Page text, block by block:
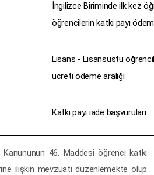
İngilizce Biriminde ilk kez
öğrencilerin katkı payı
Lisans - Lisansüstü
ücreti ödeme aralığı
Katkı payı iade başvuruları
Kanununun 46. Maddesi öğrenci katkı
ilişkin mevzuatı düzenlemekte olup